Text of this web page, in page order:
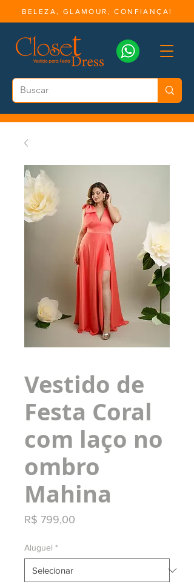
BELEZA, GLAMOUR, CONFIANÇA!
Vestido de
Festa Coral
com laço no
ombro
Mahina
R$ 799,00
Aluguel *